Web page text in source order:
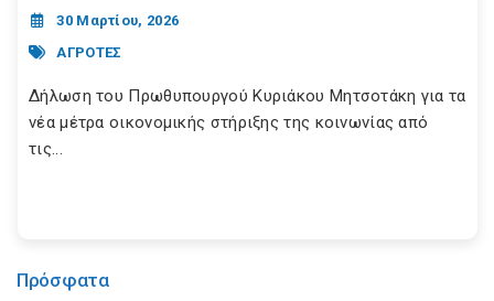
Πρόσφατα
30 Μαρτίου, 2026
ΑΓΡΟΤΕΣ
Δήλωση του Πρωθυπουργού Κυριάκου Μητσοτάκη για τα
νέα μέτρα οικονομικής στήριξης της κοινωνίας από
τις...